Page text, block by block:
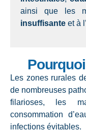
ainsi que les
insuffisante et à l’
Les zones rurales
de nombreuses
filarioses, les
consommation
infections évitables.